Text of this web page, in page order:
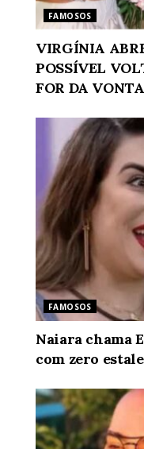
FAMOSOS
VIRGÍNIA
POSSÍVEL
FOR DA
FAMOSOS
Naiara chama
com zero